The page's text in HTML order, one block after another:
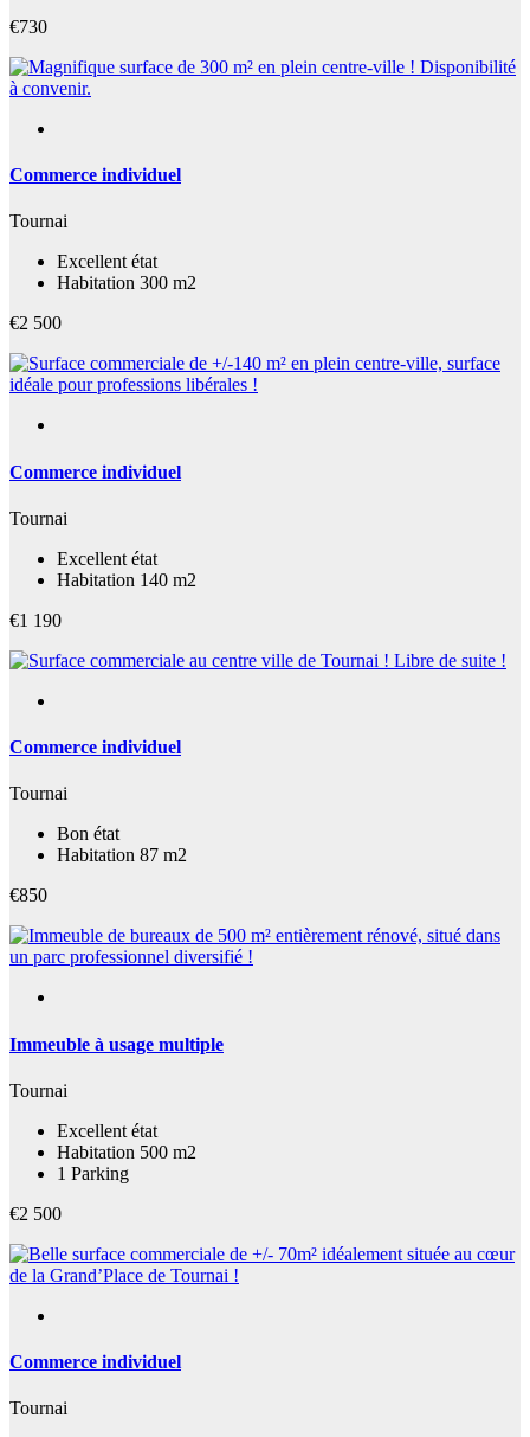
€730
Commerce individuel
Tournai
Excellent état
Habitation 300 m2
€2 500
Commerce individuel
Tournai
Excellent état
Habitation 140 m2
€1 190
Commerce individuel
Tournai
Bon état
Habitation 87 m2
€850
Immeuble à usage multiple
Tournai
Excellent état
Habitation 500 m2
1 Parking
€2 500
Commerce individuel
Tournai